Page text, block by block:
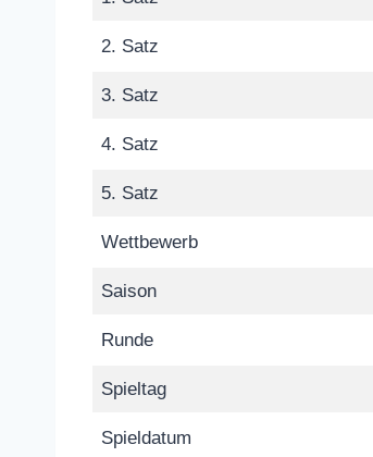
2. Satz
3. Satz
4. Satz
5. Satz
Wettbewerb
Saison
Runde
Spieltag
Spieldatum